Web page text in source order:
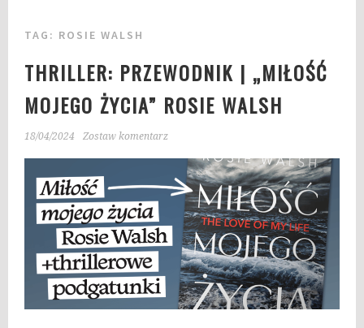
TAG: ROSIE WALSH
THRILLER: PRZEWODNIK | „MIŁOŚĆ
MOJEGO ŻYCIA” ROSIE WALSH
18/04/2024 Zostaw komentarz